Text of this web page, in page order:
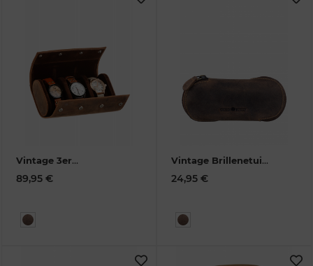
Vintage 3er
Uhrenetui Leder
89,95 €
Vintage Brillenetui
1714-25
24,95 €